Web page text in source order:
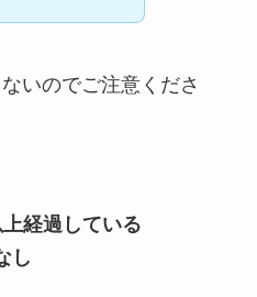
いのでご注意くださ
経過している
し